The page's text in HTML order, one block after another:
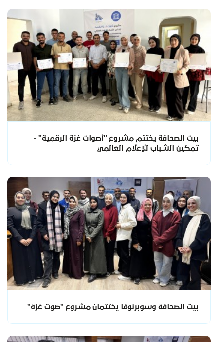
بيت الصحافة يختتم مشروع "أصوات غزة الرقمية" -
تمكين الشباب للإعلام العالمي
بيت الصحافة وسوبرنوفا يختتمان مشروع "صوت غزة"